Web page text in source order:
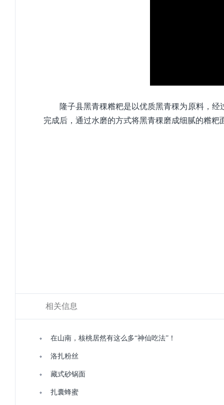
隆子县黑青稞糌粑是以优质黑青稞为原料，
完成后，通过水磨的方式将黑青稞磨成细腻的糌
相关信息
在山南，核桃居然有这么多“神仙吃法”！
​洛扎粉丝
藏式砂锅面
扎囊蜂蜜